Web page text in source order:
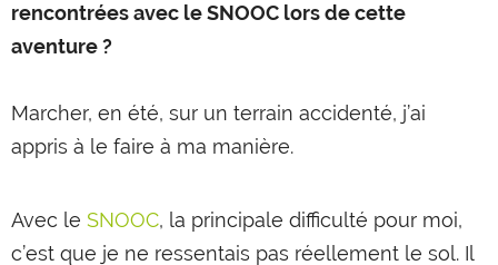
rencontrées avec le SNOOC lors de cette
aventure ?
Marcher, en été, sur un terrain accidenté, j’ai
appris à le faire à ma manière.
Avec le SNOOC, la principale difficulté pour moi,
c’est que je ne ressentais pas réellement le sol. Il